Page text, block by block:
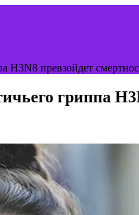
H3N8 превзойдет
гриппа